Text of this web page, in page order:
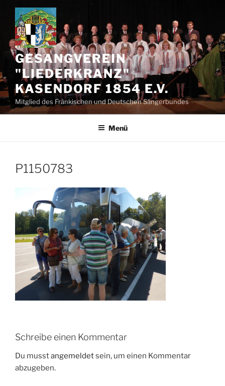
Zum
Inhalt
springen
GESANGVEREIN
"LIEDERKRANZ"
KASENDORF 1854 E.V.
Mitglied des Fränkischen und Deutschen Sängerbundes
Menü
P1150783
Schreibe einen Kommentar
Du musstangemeldetsein, um einen Kommentar
abzugeben.